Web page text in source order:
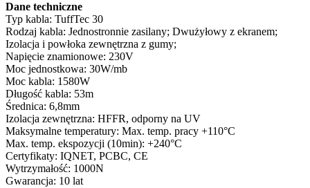
Dane techniczne
Typ kabla: TuffTec 30
Rodzaj kabla: Jednostronnie zasilany; Dwużyłowy z ekranem;
Izolacja i powłoka zewnętrzna z gumy;
Napięcie znamionowe: 230V
Moc jednostkowa: 30W/mb
Moc kabla: 1580W
Długość kabla: 53m
Średnica: 6,8mm
Izolacja zewnętrzna: HFFR, odporny na UV
Maksymalne temperatury: Max. temp. pracy +110°C
Max. temp. ekspozycji (10min): +240°C
Certyfikaty: IQNET, PCBC, CE
Wytrzymałość: 1000N
Gwarancja: 10 lat